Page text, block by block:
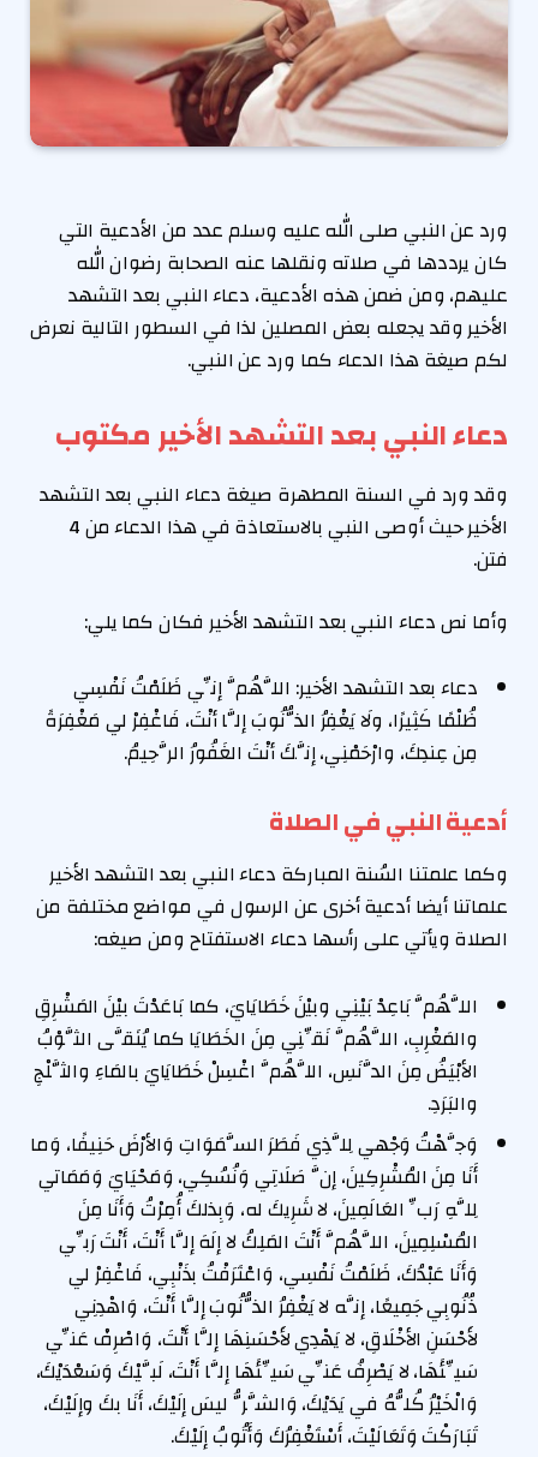
ورد عن النبي صلى الله عليه وسلم عدد من الأدعية التي
كان يرددها في صلاته ونقلها عنه الصحابة رضوان الله
عليهم، ومن ضمن هذه الأدعية، دعاء النبي بعد التشهد
الأخير وقد يجعله بعض المصلين لذا في السطور التالية نعرض
لكم صيغة هذا الدعاء كما ورد عن النبي.
دعاء النبي بعد التشهد الأخير مكتوب
وقد ورد في السنة المطهرة صيغة دعاء النبي بعد التشهد
الأخير حيث أوصى النبي بالاستعاذة في هذا الدعاء من 4
فتن.
وأما نص دعاء النبي بعد التشهد الأخير فكان كما يلي:
دعاء بعد التشهد الأخير: اللَّهُمَّ إنِّي ظَلَمْتُ نَفْسِي
ظُلْمًا كَثِيرًا، ولَا يَغْفِرُ الذُّنُوبَ إلَّا أنْتَ، فَاغْفِرْ لي مَغْفِرَةً
مِن عِندِكَ، وارْحَمْنِي، إنَّكَ أنْتَ الغَفُورُ الرَّحِيمُ.
أدعية النبي في الصلاة
وكما علمتنا السُنة المباركة دعاء النبي بعد التشهد الأخير
علماتنا أيضا أدعية أخرى عن الرسول في مواضع مختلفة من
الصلاة ويأتي على رأسها دعاء الاستفتاح ومن صيغه:
اللَّهُمَّ بَاعِدْ بَيْنِي وبيْنَ خَطَايَايَ، كما بَاعَدْتَ بيْنَ المَشْرِقِ
والمَغْرِبِ، اللَّهُمَّ نَقِّنِي مِنَ الخَطَايَا كما يُنَقَّى الثَّوْبُ
الأبْيَضُ مِنَ الدَّنَسِ، اللَّهُمَّ اغْسِلْ خَطَايَايَ بالمَاءِ والثَّلْجِ
والبَرَدِ.
وَجَّهْتُ وَجْهي لِلَّذِي فَطَرَ السَّمَوَاتِ وَالأرْضَ حَنِيفًا، وَما
أَنَا مِنَ المُشْرِكِينَ، إنَّ صَلَاتِي وَنُسُكِي، وَمَحْيَايَ وَمَمَاتي
لِلَّهِ رَبِّ العَالَمِينَ، لا شَرِيكَ له، وَبِذلكَ أُمِرْتُ وَأَنَا مِنَ
المُسْلِمِينَ، اللَّهُمَّ أَنْتَ المَلِكُ لا إلَهَ إلَّا أَنْتَ، أَنْتَ رَبِّي
وَأَنَا عَبْدُكَ، ظَلَمْتُ نَفْسِي، وَاعْتَرَفْتُ بذَنْبِي، فَاغْفِرْ لي
ذُنُوبِي جَمِيعًا، إنَّه لا يَغْفِرُ الذُّنُوبَ إلَّا أَنْتَ، وَاهْدِنِي
لأَحْسَنِ الأخْلَاقِ، لا يَهْدِي لأَحْسَنِهَا إلَّا أَنْتَ، وَاصْرِفْ عَنِّي
سَيِّئَهَا، لا يَصْرِفُ عَنِّي سَيِّئَهَا إلَّا أَنْتَ، لَبَّيْكَ وَسَعْدَيْكَ،
وَالْخَيْرُ كُلُّهُ في يَدَيْكَ، وَالشَّرُّ ليسَ إلَيْكَ، أَنَا بكَ وإلَيْكَ،
تَبَارَكْتَ وَتَعَالَيْتَ، أَسْتَغْفِرُكَ وَأَتُوبُ إلَيْكَ.